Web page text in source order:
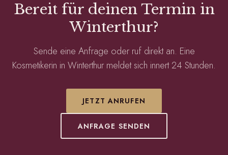
Bereit für deinen Termin in
Winterthur?
Sende eine Anfrage oder ruf direkt an. Eine
Kosmetikerin in Winterthur meldet sich innert 24 Stunden.
JETZT ANRUFEN
ANFRAGE SENDEN